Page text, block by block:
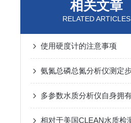
相关文章
RELATED ARTICLES
使用硬度计的注意事项